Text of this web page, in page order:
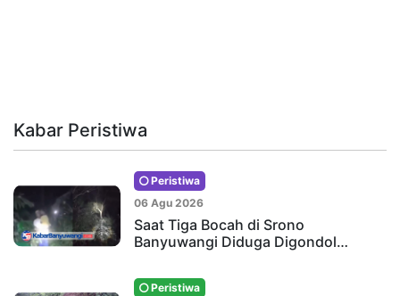
Kabar Peristiwa
Peristiwa
06 Agu 2026
Saat Tiga Bocah di Srono
Banyuwangi Diduga Digondol…
Peristiwa